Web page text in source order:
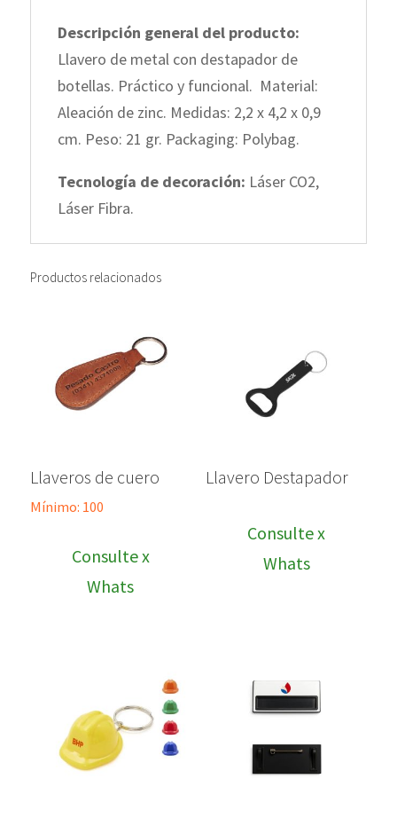
Descripción general del producto:
Llavero de metal con destapador de
botellas. Práctico y funcional. Material:
Aleación de zinc. Medidas: 2,2 x 4,2 x 0,9
cm. Peso: 21 gr. Packaging: Polybag.
Tecnología de decoración: Láser CO2,
Láser Fibra.
Productos relacionados
Llaveros de cuero
Mínimo: 100
Consulte x
Whats
Llavero Destapador
Consulte x
Whats